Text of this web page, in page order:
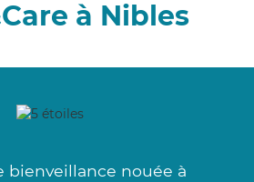
à Nibles
bienveillance nouée à